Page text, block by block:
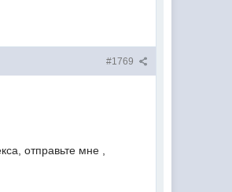
#1769
отправьте мне ,